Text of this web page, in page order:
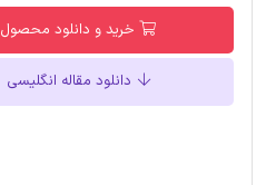
خرید و دانلود محصول
دانلود مقاله انگلیسی